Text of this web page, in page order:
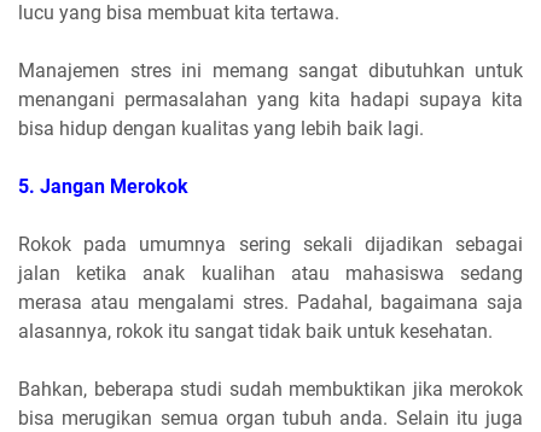
lucu yang bisa membuat kita tertawa.
Manajemen stres ini memang sangat dibutuhkan untuk
menangani permasalahan yang kita hadapi supaya kita
bisa hidup dengan kualitas yang lebih baik lagi.
5. Jangan Merokok
Rokok pada umumnya sering sekali dijadikan sebagai
jalan ketika anak kualihan atau mahasiswa sedang
merasa atau mengalami stres. Padahal, bagaimana saja
alasannya, rokok itu sangat tidak baik untuk kesehatan.
Bahkan, beberapa studi sudah membuktikan jika merokok
bisa merugikan semua organ tubuh anda. Selain itu juga